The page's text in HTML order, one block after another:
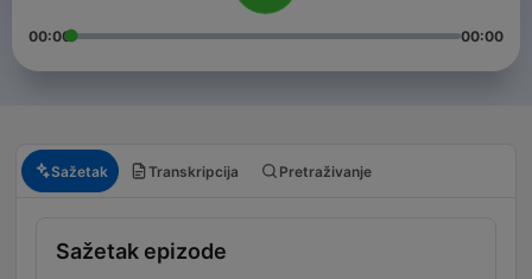
00:00 00:00
Sažetak Transkripcija Pretraživanje
Sažetak epizode